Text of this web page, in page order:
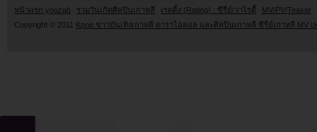
หน้าแรก youzab รวมวันเกิดศิลปินเกาหลี เรตติ้ง (Rating) : ซีรี่ย์/วาไรตี้
MV/PV/Teaser
Copyright © 2011 Kpop ข่าวบันเทิงเกาหลี ดาราไอดอล และศิลปินเกาหลี ซีรี่ย์เกาหลี MV